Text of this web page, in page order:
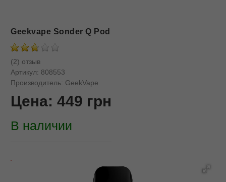
Geekvape Sonder Q Pod
(2) отзыв
Артикул: 808553
Производитель: GeekVape
Цена: 449 грн
В наличии